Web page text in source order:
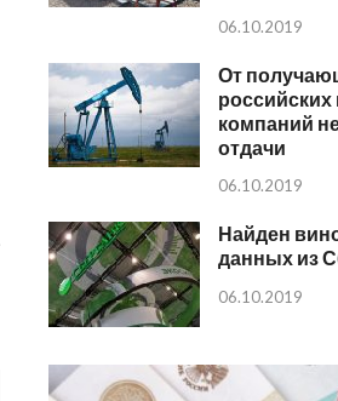
06.10.2019
От
компаний
отдачи
06.10.2019
Найден
данных из
06.10.2019